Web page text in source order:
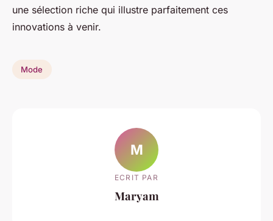
une sélection riche qui illustre parfaitement ces
innovations à venir.
Mode
M
ECRIT PAR
Maryam